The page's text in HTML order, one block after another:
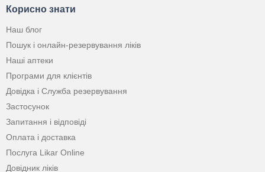
Корисно знати
Наш блог
Пошук і онлайн-резервування ліків
Наші аптеки
Програми для клієнтів
Довідка і Служба резервування
Застосунок
Запитання і відповіді
Оплата і доставка
Послуга Likar Online
Довідник ліків